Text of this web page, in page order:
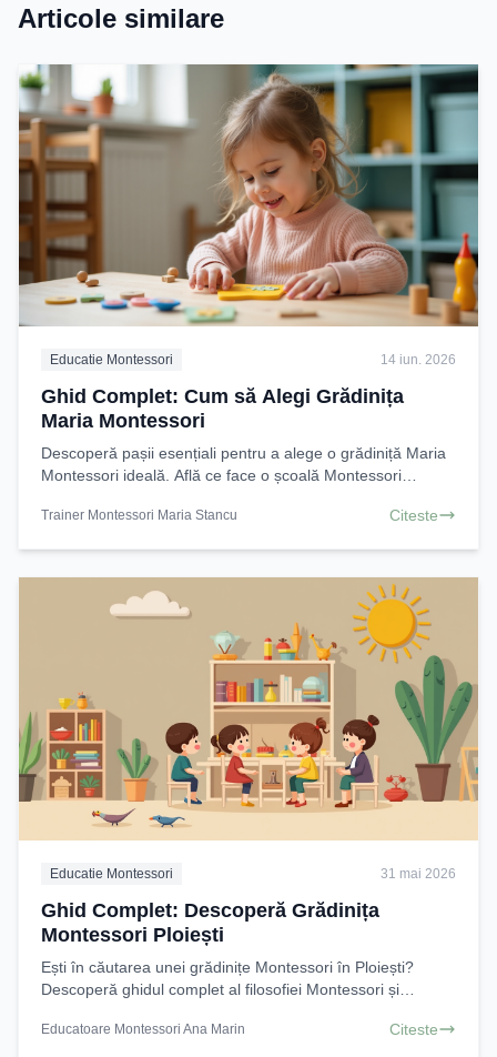
Articole similare
Educatie Montessori 14 iun. 2026
Ghid Complet: Cum să Alegi Grădinița
Maria Montessori
Descoperă pașii esențiali pentru a alege o grădiniță Maria
Montessori ideală. Află ce face o școală Montessori
Trainer Montessori Maria Stancu Citeste
Educatie Montessori 31 mai 2026
Ghid Complet: Descoperă Grădinița
Montessori Ploiești
Ești în căutarea unei grădinițe Montessori în Ploiești?
Descoperă ghidul complet al filosofiei Montessori și
Educatoare Montessori Ana Marin Citeste